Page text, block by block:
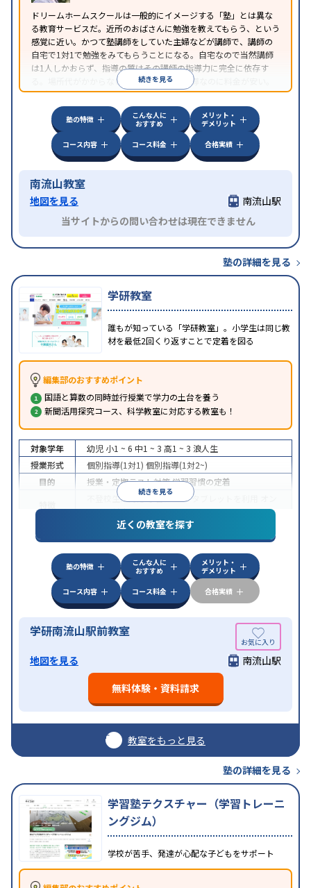
ドリームホームスクールは一般的にイメージする「塾」とは異な
る教育サービスだ。近所のおばさんに勉強を教えてもらう、という
感覚に近い。かつて塾講師をしていた主婦などが講師で、講師の
自宅で1対1で勉強をみてもらうことになる。自宅なので当然講師
は1人しかおらず、指導の質はその講師の指導力に完全に依存す
る。場所代がかからないため1対1の個別指導なのに料金が安い。
近所にいい講師がいる場合はとてもお得だ。
続きを見る
塾の特徴
こんな人に
おすすめ
メリット・
デメリット
コース内容
コース料金 合格実績
南流山教室
地図を見る
南流山駅
当サイトからの問い合わせは現在できません
塾の詳細を見る
学研教室
誰もが知っている「学研教室」。小学生は同じ教
材を最低2回くり返すことで定着を図る
編集部のおすすめポイント
国語と算数の同時並行授業で学力の土台を養う
新聞活用探究コース、科学教室に対応する教室も！
続きを見る
対象学年 幼児 小1 ~ 6 中1 ~ 3 高1 ~ 3 浪人生
授業形式
個別指導(1対1) 個別指導(1対2~)
目的
授業・定期テスト対策学習習慣の定着
不登校生に対応学習にPC・タブレットを利用
ライン対応
近くの教室を探す
塾の特徴
こんな人に
おすすめ
メリット・
デメリット
コース内容
コース料金 合格実績
学研南流山駅前教室
地図を見る
南流山駅
無料体験・資料請求
教室をもっと見る
塾の詳細を見る
学習塾テクスチャー（学習トレーニ
ングジム）
学校が苦手、発達が心配な子どもをサポート